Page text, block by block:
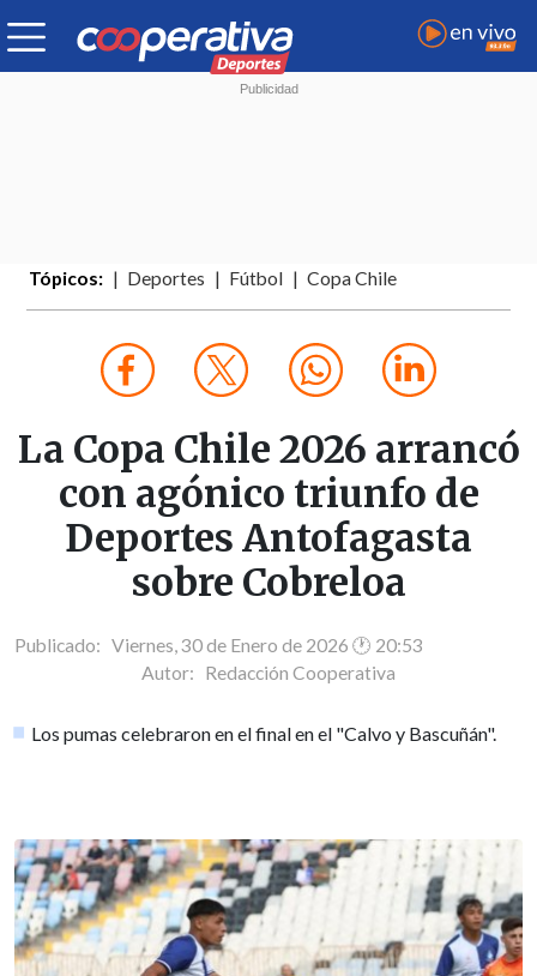
Tópicos: Deportes Fútbol Copa Chile
La Copa Chile 2026 arrancó
con agónico triunfo de
Deportes Antofagasta
sobre Cobreloa
Publicado: Viernes, 30 de Enero de 2026 🕐 20:53
Autor: Redacción Cooperativa
Los pumas celebraron en el final en el "Calvo y Bascuñán".